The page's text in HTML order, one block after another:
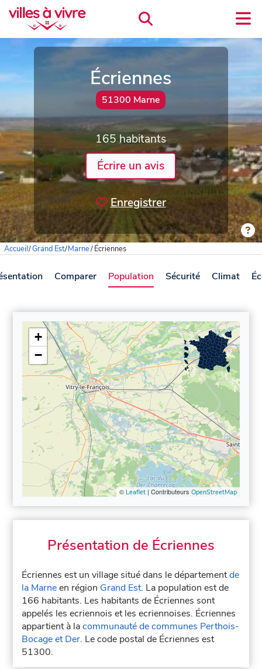
Écriennes
51300 Marne
165 habitants
Écrire un avis
Enregistrer
Accueil/Grand Est/Marne/Écriennes
Comparer Population Sécurité Climat
+
−
© Leaflet| ContributeursOpenStreetMap
Présentation de Écriennes
Écriennes est un village situé dans le départementde
la Marneen région Grand Est. La population est de
166 habitants. Les habitants de Écriennes sont
appelés les ecriennois et les ecriennoises. Écriennes
appartient à lacommunauté de communes Perthois-
Bocage et Der. Le code postal de Écriennes est
51300.